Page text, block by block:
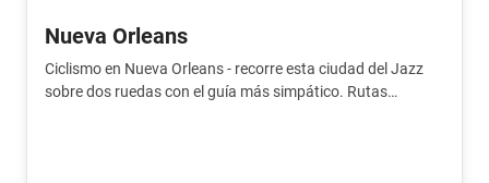
Nueva Orleans
Ciclismo en Nueva Orleans - recorre esta ciudad del Jazz
sobre dos ruedas con el guía más simpático. Rutas